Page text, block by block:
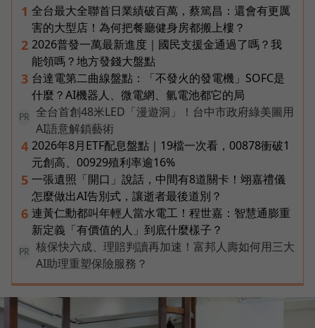
1 全台最大全聯首日業績破百萬，蔡篤昌：還會有更厲
害的大型店！為何把餐廳健身房都搬上樓？
2 2026普發一萬最新進度｜國民支援金通過了嗎？我
能領嗎？地方發錢大盤點
3 台達電第二曲線盤點：「不發火的發電機」SOFC是
什麼？AI機器人、微電網、氫電池都它的局
PR
全台首創48米LED「漫遊洞」！台中市政府綠美圖用
AI語意解鎖藝術
4 2026年8月ETF配息盤點｜19檔一次看，00878衝破1
元創高、00929殖利率逾16%
5 一張遺照「開口」說話，中間有8道關卡！翊嘉禮儀
怎麼做出AI告別式，讓逝者最後道別？
6 連黃仁勳都叫年輕人當水電工！程世嘉：智慧通膨重
新定義「有價值的人」到底什麼樣子？
PR
核保快六成、理賠判讀再加速！富邦人壽如何用三大
AI助理重塑保險服務？